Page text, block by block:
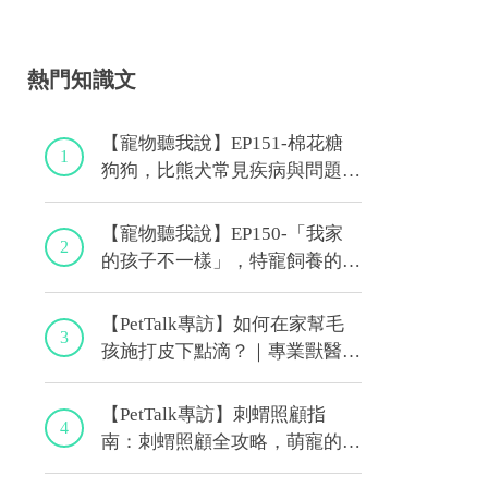
熱門知識文
1
【寵物聽我說】EP151-棉花糖
狗狗，比熊犬常見疾病與問題大
解析！｜專業獸醫—林筱瑞
2
【寵物聽我說】EP150-「我家
的孩子不一樣」，特寵飼養的最
佳後盾！特寵獸醫師駕到！｜專
業獸醫—侯彣
3
【PetTalk專訪】如何在家幫毛
孩施打皮下點滴？｜專業獸醫師
—宋子揚
4
【PetTalk專訪】刺蝟照顧指
南：刺蝟照顧全攻略，萌寵的健
康秘訣｜專業獸醫—侯彣